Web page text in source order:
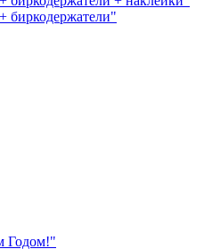
биркодержатели"
Годом!"